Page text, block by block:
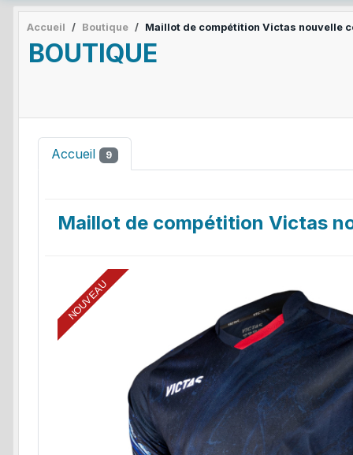
Accueil Boutique Maillot de compétition Victas nouvelle
BOUTIQUE
Accueil 9
Maillot de compétition Victas
NOUVEAU